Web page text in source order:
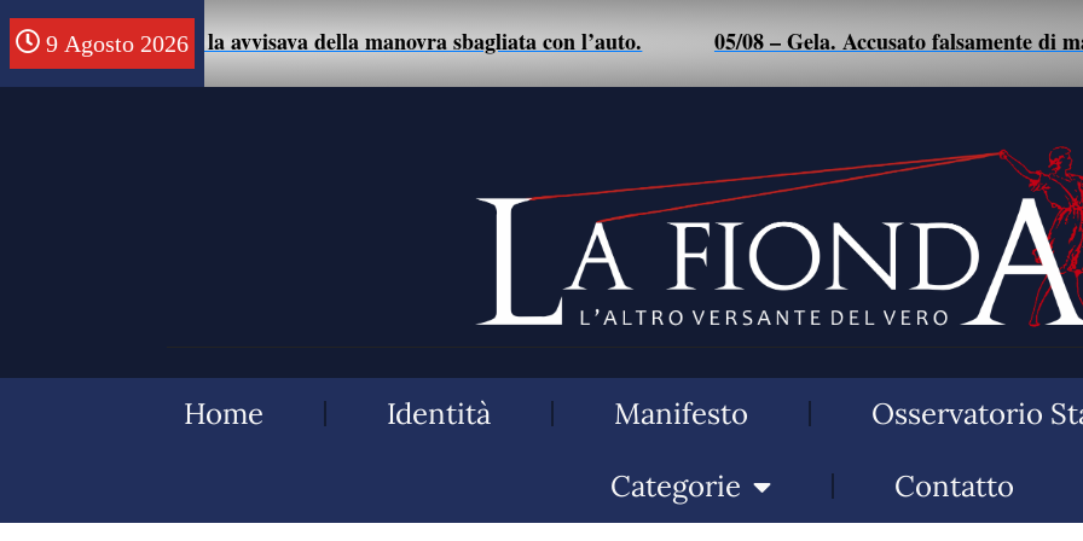
9 Agosto 2026
un uomo che la avvisava della manovra sbagliata con l’auto. 05/08 – Gela. Accusato falsamente di
Home Identità Manifesto Osservatorio
Categorie
Contatto